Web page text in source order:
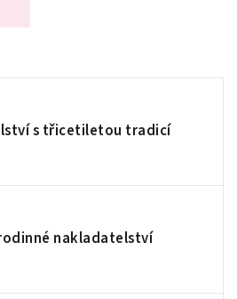
s třicetiletou tradicí
nakladatelství